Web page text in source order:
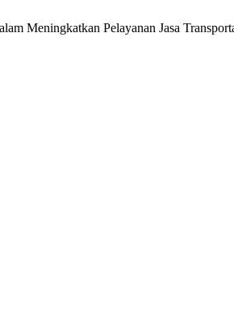
Meningkatkan Pelayanan Jasa